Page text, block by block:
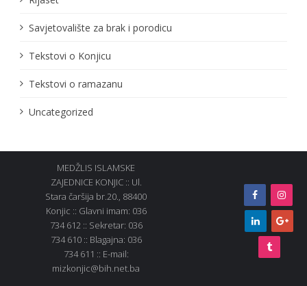
Savjetovalište za brak i porodicu
Tekstovi o Konjicu
Tekstovi o ramazanu
Uncategorized
MEDŽLIS ISLAMSKE
ZAJEDNICE KONJIC :: Ul.
Stara čaršija br.20., 88400
Konjic :: Glavni imam: 036
734 612 :: Sekretar: 036
734 610 :: Blagajna: 036
734 611 :: E-mail:
mizkonjic@bih.net.ba